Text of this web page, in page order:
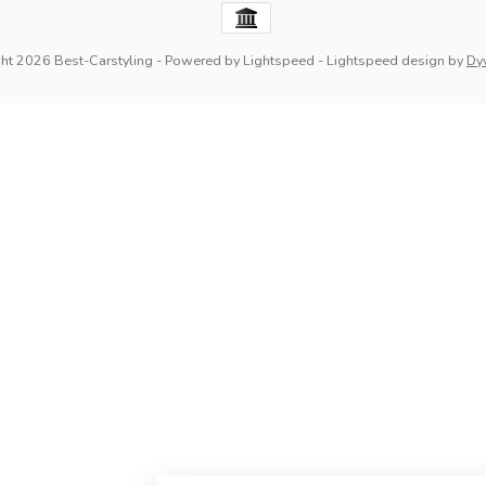
2026 Best-Carstyling - Powered by Lightspeed - Lightspeed design by